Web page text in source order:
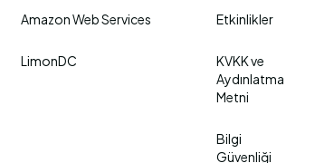
Amazon Web Services
LimonDC
Etkinlikler
KVKK ve
Aydınlatma
Metni
Bilgi
Güvenliği